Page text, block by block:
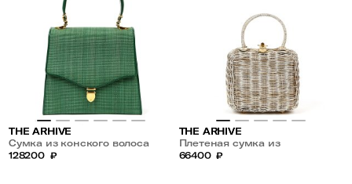
THE ARHIVE
Сумка из конского волоса
128200 ₽
THE ARHIVE
Плетеная сумка из
металлической проволоки
66400 ₽